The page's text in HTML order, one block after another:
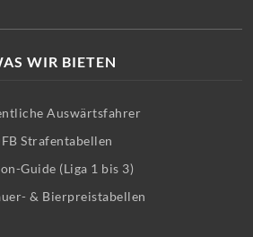
WIR BIETEN
Auswärtsfahrer
Strafentabellen
Guide (Liga 1 bis 3)
& Bierpreistabellen